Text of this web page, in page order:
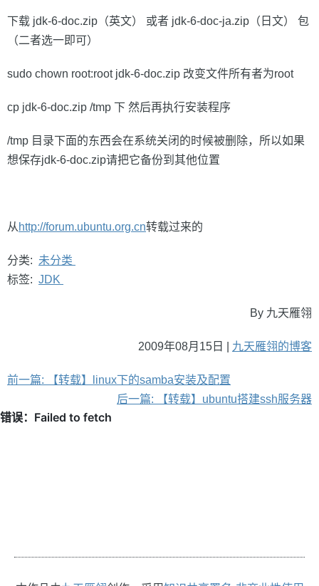
下载 jdk-6-doc.zip（英文） 或者 jdk-6-doc-ja.zip（日文） 包
（二者选一即可）
sudo chown root:root jdk-6-doc.zip 改变文件所有者为root
cp jdk-6-doc.zip /tmp 下 然后再执行安装程序
/tmp 目录下面的东西会在系统关闭的时候被删除，所以如果
想保存jdk-6-doc.zip请把它备份到其他位置
从 http://forum.ubuntu.org.cn转载过来的
分类: 未分类
标签: JDK
By 九天雁翎
2009年08月15日 | 九天雁翎的博客
前一篇: 【转载】linux下的samba安装及配置
后一篇: 【转载】ubuntu搭建ssh服务器